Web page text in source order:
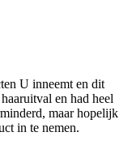
U inneemt en dit
en had heel
maar hopelijk
in te nemen.